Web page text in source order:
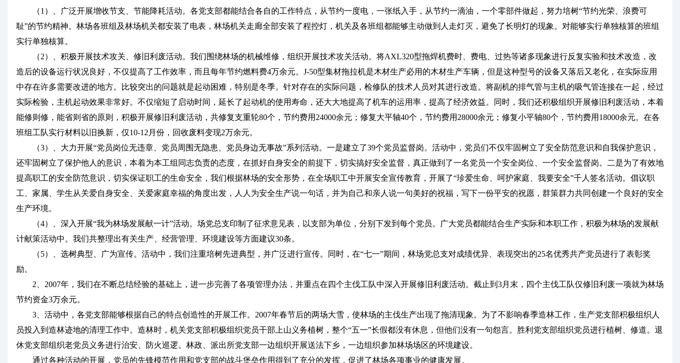
（1）、广泛开展增收节支、节能降耗活动。各党支部都能结合各自的工作特点，从节约一度电，一张纸入手，从节约一滴油，一个零部件做起，努力培树“节约光荣、浪费可
耻”的节约精神。林场各班组及林场机关都安装了电表，林场机关走廊全部安装了程控灯，机关及各班组都能够主动做到人走灯灭，避免了长明灯的现象。对能够实行单独核算的班组
实行单独核算。
（2）、积极开展技术攻关、修旧利废活动。我们围绕林场的机械维修，组织开展技术攻关活动。将AXL320型拖焊机费时、费电、过热等诸多现象进行反复实验和技术改造，改
造后的设备运行状况良好，不仅提高了工作效率，而且每年节约燃料费4万余元。J-50型集材拖拉机是木材生产必用的木材生产车辆，但是这种型号的设备又落后又老化，在实际应用
中存在许多需要改进的地方。比较突出的问题就是起动困难，特别是冬季。针对存在的实际问题，检修队的技术人员对其进行改造。将副机的排气管与主机的吸气管连接在一起，经过
实际检验，主机起动效果非常好。不仅缩短了启动时间，延长了起动机的使用寿命，还大大地提高了机车的运用率，提高了经济效益。同时，我们还积极组织开展修旧利废活动，本着
能修则修，能省则省的原则，积极开展修旧利废活动，共修复支重轮80个，节约费用24000余元；修复大平轴40个，节约费用28000余元；修复小平轴80个，节约费用18000余元。在各
班组工队实行材料以旧换新，仅10-12月份，回收废料变现2万余元。
（3）、大力开展“党员岗位无违章、党员周围无隐患、党员身边无事故”系列活动。一是建立了39个党员监督岗。活动中，党员们不仅牢固树立了安全防范意识和自我保护意识，
还牢固树立了保护他人的意识，本着为本工组同志负责的态度，在抓好自身安全的前提下，切实搞好安全监督，真正做到了一名党员一个安全岗位、一个安全监督岗。二是为了有效地
提高职工的安全防范意识，切实保证职工的生命安全，我们根据林场的安全形势，在全场职工中开展安全宣传教育，开展了“珍爱生命、呵护家庭、我要安全”千人签名活动。倡议职
工、家属、学生从关爱自身安全、关爱家庭幸福的角度出发，人人为安全生产说一句话，并为自己和亲人说一句美好的祝福，写下一份平安的祝愿，群策群力共同创建一个良好的安全
生产环境。
（4）、深入开展“我为林场发展献一计”活动。场党总支印制了征求意见表，以支部为单位，分别下发到每个党员。广大党员都能结合生产实际和本职工作，积极为林场的发展献
计献策活动中。我们共整理出有关生产、经营管理、环境建设等方面建议30条。
（5）、选树典型、广为宣传。活动中，我们注重培树先进典型，并广泛进行宣传。同时，在“七一”期间，林场党总支对成绩优异、表现突出的25名优秀共产党员进行了表彰奖
励。
2、2007年，我们在不断总结经验的基础上，进一步完善了各项管理办法，并重点在四个主伐工队中深入开展修旧利废活动。截止到3月末，四个主伐工队仅修旧利废一项就为林场
节约资金3万余元。
3、活动中，各党支部能够根据自己的特点创造性的开展工作。2007年春节后的两场大雪，使林场的主伐生产出现了拖清现象。为了不影响春季造林工作，生产党支部积极组织人
员投入到造林迹地的清理工作中。造林时，机关党支部积极组织党员干部上山义务植树，整个“五一”长假都没有休息，但他们没有一句怨言。胜利党支部组织党员进行植树、修道。退
休党支部组织老党员义务进行治安、防火巡逻。林政、派出所党支部一边组织开展送法下乡，一边组织参加林场场区的环境建设。
通过各种活动的开展，党员的先锋模范作用和党支部的战斗堡垒作用得到了充分的发挥，促进了林场各项事业的健康发展。